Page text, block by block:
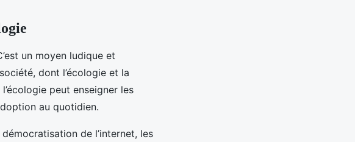
un moyen ludique et
dont l’écologie et la
peut enseigner les
au quotidien.
de l’internet, les